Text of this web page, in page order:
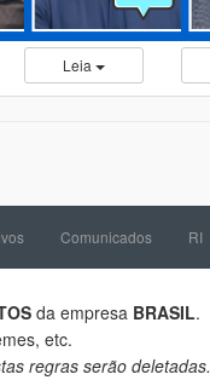
Leia
Comunicados RI
da empresa BRASIL.
etc.
regras serão deletadas.